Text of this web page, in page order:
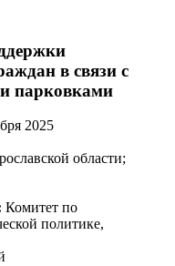
в связи с
парковками
2025
области;
Комитет по
политике,